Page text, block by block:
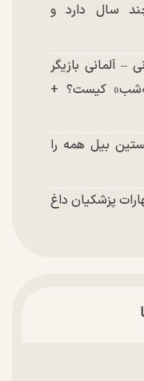
سال دارد و
– آلمانی بازیگر
کیست؟ +
بیل همه را
پزشکیان داغ
شعام؟